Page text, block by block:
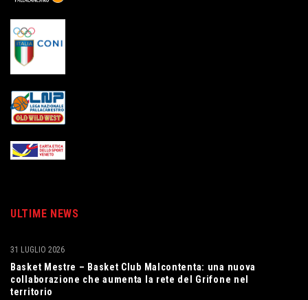
ULTIME NEWS
Basket Mestre – Basket Club Malcontenta: una nuova
collaborazione che aumenta la rete del Grifone nel
territorio
31 LUGLIO 2026